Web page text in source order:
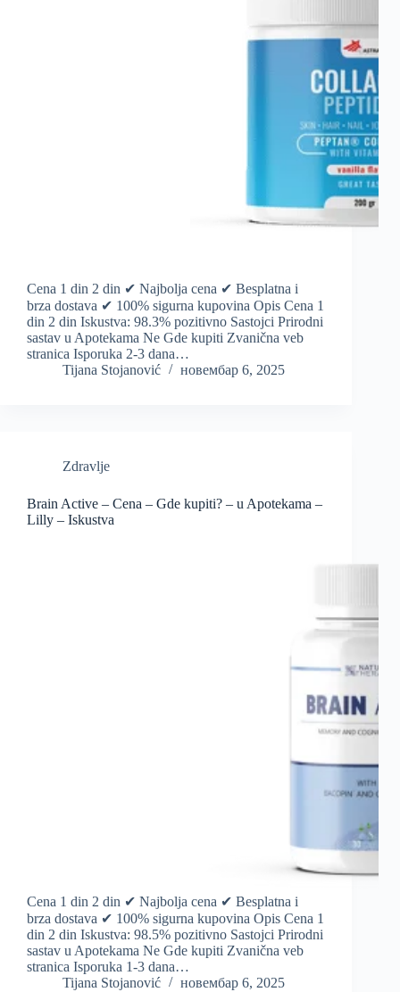
Cena 1 din 2 din ✔ Najbolja cena ✔ Besplatna i
brza dostava ✔ 100% sigurna kupovina Opis Cena 1
din 2 din Iskustva: 98.3% pozitivno Sastojci Prirodni
sastav u Apotekama Ne Gde kupiti Zvanična veb
stranica Isporuka 2-3 dana…
Tijana Stojanović
новембар 6, 2025
Zdravlje
Brain Active – Cena – Gde kupiti? – u Apotekama –
Lilly – Iskustva
Cena 1 din 2 din ✔ Najbolja cena ✔ Besplatna i
brza dostava ✔ 100% sigurna kupovina Opis Cena 1
din 2 din Iskustva: 98.5% pozitivno Sastojci Prirodni
sastav u Apotekama Ne Gde kupiti Zvanična veb
stranica Isporuka 1-3 dana…
Tijana Stojanović
новембар 6, 2025